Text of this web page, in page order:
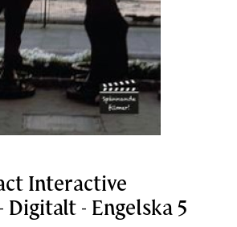
Interactive
Digitalt - Engelska 5